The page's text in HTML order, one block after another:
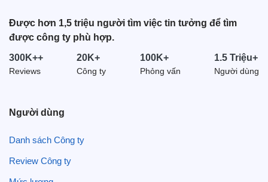
Phát triển kỹ năng chuyên môn
Thực tập giúp người tham gia có cơ hội áp dụng lý thuyết
nâng cao kỹ năng chuyên môn mà còn giúp các bạn hiểu
rõ hơn về yêu cầu của ngành nghề mình đang theo đuổi.
Thanh Hoá (586)
Hải Dương (581)
Nghệ An (578)
Ninh Bình (555)
Được hơn 1,5 triệu người tìm việc tin tưởng để tìm
được công ty phù hợp.
300K++
Reviews
20K+
Công ty
100K+
Phỏng vấn
1.5 Triệu+
Người dùng
Người dùng
Danh sách Công ty
Review Công ty